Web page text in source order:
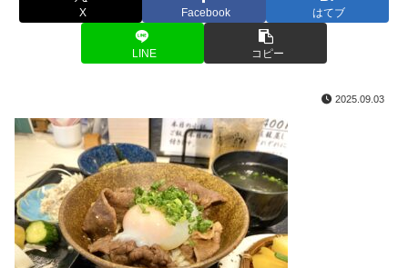
X Facebook はてブ
LINE コピー
2025.09.03